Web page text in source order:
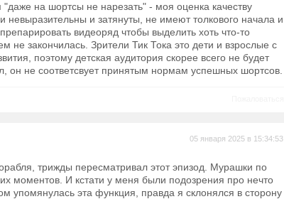
"даже на шортсы не нарезать" - моя оценка качеству
невыразительны и затянуты, не имеют толкового начала и
видеоряд чтобы выделить хоть что-то
не закончилась. Зрители Тик Тока это дети и взрослые с
поэтому детская аудитория скорее всего не будет
он не соответсвует принятым нормам успешных шортсов.
05 января 2025 в 15:34:53
трижды пересматривал этот эпизод. Мурашки по
моментов. И кстати у меня были подозрения про нечто
упомянулась эта функция, правда я склонялся в сторону